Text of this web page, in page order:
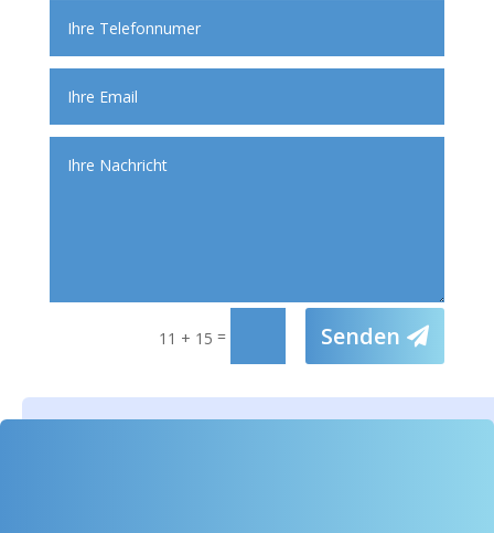
11 + 15 = Senden